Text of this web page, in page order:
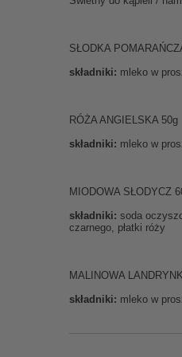
SŁODKA
składniki: mleko w
RÓŻA ANGIELSKA 50g
składniki: mleko w
MIODOWA SŁODYCZ
składniki: soda
czarnego, płatki róży
MALINOWA
składniki: mleko w